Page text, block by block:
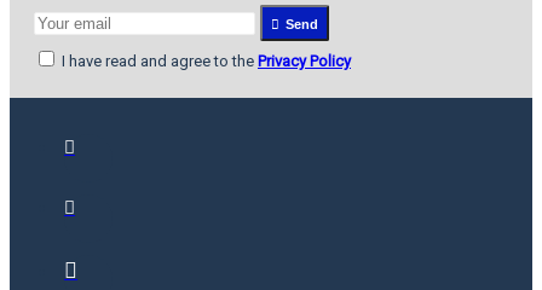
Send
I have read and agree to the Privacy Policy